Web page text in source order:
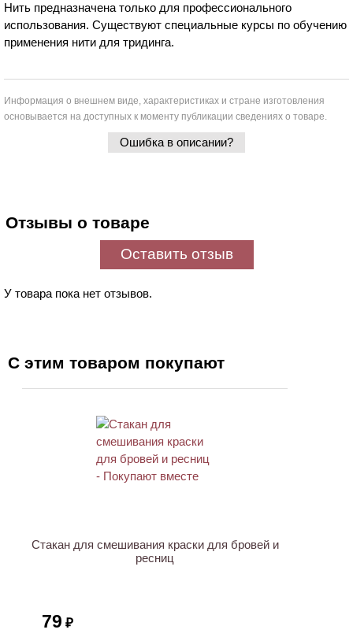
Нить предназначена только для профессионального
использования. Существуют специальные курсы по обучению
применения нити для тридинга.
Информация о внешнем виде, характеристиках и стране изготовления
основывается на доступных к моменту публикации сведениях о товаре.
Ошибка в описании?
Отзывы о товаре
Оставить отзыв
У товара пока нет отзывов.
С этим товаром покупают
Стакан для смешивания краски для бровей и
ресниц
79 ₽